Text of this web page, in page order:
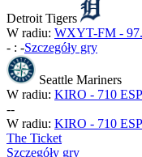
Detroit Tigers
W radiu: WXYT-FM -
- : -Szczegóły gry
Seattle Mariners
W radiu: KIRO - 710
--
W radiu: KIRO - 710
The Ticket
Szczegóły gry